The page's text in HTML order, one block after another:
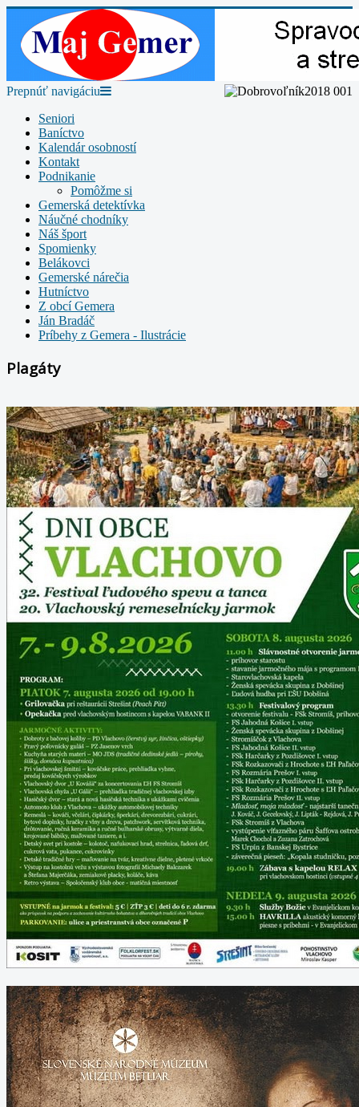
Prepnúť navigáciu
Seniori
Baníctvo
Kalendár osobností
Kontakt
Podnikanie
Pomôžme si
Gemerská detektívka
Náučné chodníky
Náš šport
Spomienky
Belákovci
Gemerské nárečia
Hutníctvo
Z obcí Gemera
Ján Bradáč
Príbehy z Gemera - Ilustrácie
Plagáty